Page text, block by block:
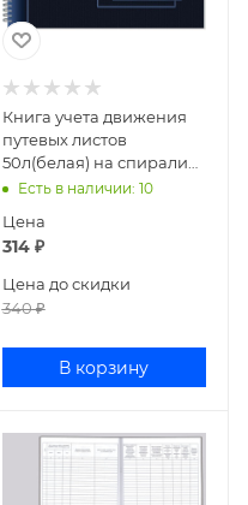
Книга учета движения
путевых листов
50л(белая) на спирали
№ 8 от 28.11.97 № 78
Есть в наличии: 10
Цена
314₽
Цена до скидки
340₽
В корзину